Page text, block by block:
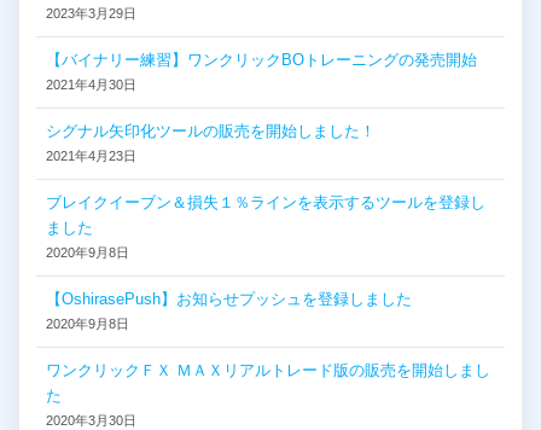
2023年3月29日
【バイナリー練習】ワンクリックBOトレーニングの発売開始
2021年4月30日
シグナル矢印化ツールの販売を開始しました！
2021年4月23日
ブレイクイーブン＆損失１％ラインを表示するツールを登録し
ました
2020年9月8日
【OshirasePush】お知らせプッシュを登録しました
2020年9月8日
ワンクリックＦＸ ＭＡＸリアルトレード版の販売を開始しまし
た
2020年3月30日